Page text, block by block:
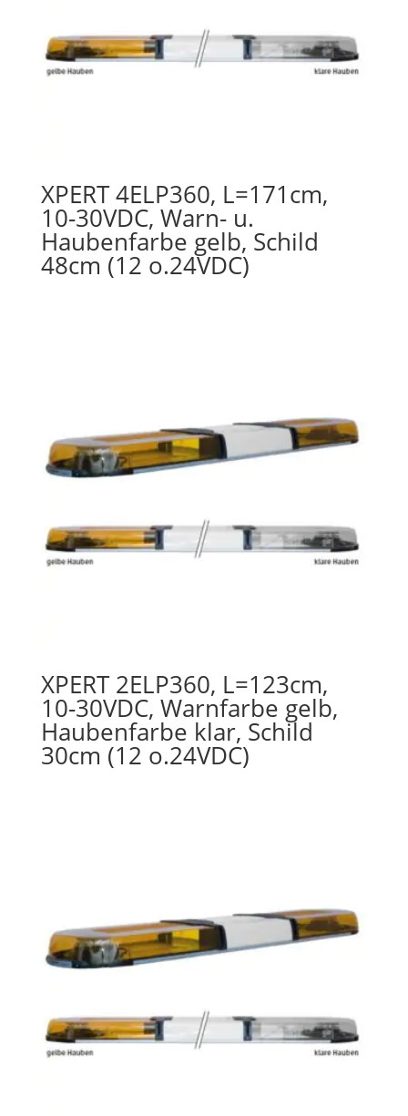
XPERT 4ELP360, L=171cm,
10-30VDC, Warn- u.
Haubenfarbe gelb, Schild
48cm (12 o.24VDC)
XPERT 2ELP360, L=123cm,
10-30VDC, Warnfarbe gelb,
Haubenfarbe klar, Schild
30cm (12 o.24VDC)